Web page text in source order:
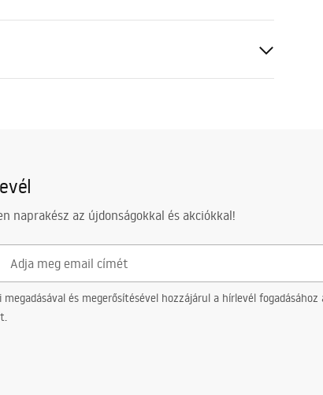
Arany
45 mm
naprakész az újdonságokkal és akciókkal!
megadásával és megerősítésével hozzájárul a hírlevél fogadásához